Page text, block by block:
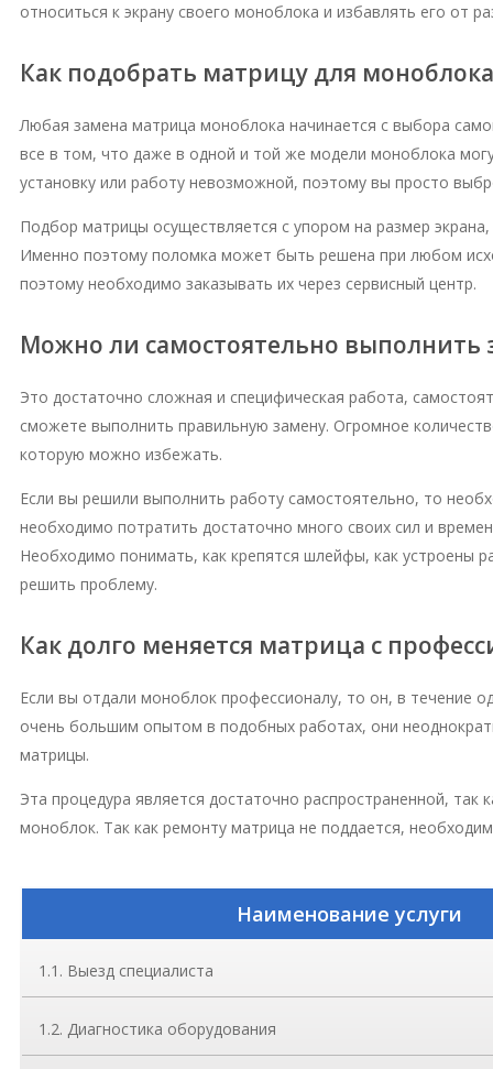
относиться к экрану своего моноблока и избавлять его от
Как подобрать матрицу для моноблока
Любая замена матрица моноблока начинается с выбора
все в том, что даже в одной и той же модели моноблока
установку или работу невозможной, поэтому вы просто
Подбор матрицы осуществляется с упором на размер
Именно поэтому поломка может быть решена при любом
поэтому необходимо заказывать их через сервисный центр.
Можно ли самостоятельно
Это достаточно сложная и специфическая работа,
сможете выполнить правильную замену. Огромное
которую можно избежать.
Если вы решили выполнить работу самостоятельно, то
необходимо потратить достаточно много своих сил и
Необходимо понимать, как крепятся шлейфы, как устроены
решить проблему.
Как долго меняется матрица с
Если вы отдали моноблок профессионалу, то он, в течение
очень большим опытом в подобных работах, они
матрицы.
Эта процедура является достаточно распространенной,
моноблок. Так как ремонту матрица не поддается,
Наименование услуги
1.1. Выезд специалиста
1.2. Диагностика оборудования